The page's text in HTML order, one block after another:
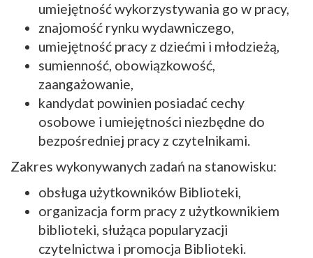
umiejętność wykorzystywania go w pracy,
znajomość rynku wydawniczego,
umiejętność pracy z dziećmi i młodzieżą,
sumienność, obowiązkowość,
zaangażowanie,
kandydat powinien posiadać cechy
osobowe i umiejętności niezbędne do
bezpośredniej pracy z czytelnikami.
Zakres wykonywanych zadań na stanowisku:
obsługa użytkowników Biblioteki,
organizacja form pracy z użytkownikiem
biblioteki, służąca popularyzacji
czytelnictwa i promocja Biblioteki.